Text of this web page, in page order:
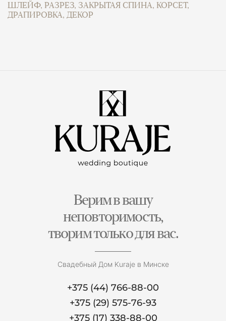
ШЛЕЙФ, РАЗРЕЗ, ЗАКРЫТАЯ СПИНА, КОРСЕТ,
ДРАПИРОВКА, ДЕКОР
+375 (44) 766-88-00
+375 (29) 575-76-93
+375 (17) 338-88-00
Верим в вашу
неповторимость,
творим только для вас.
Свадебный Дом Kuraje в Минске